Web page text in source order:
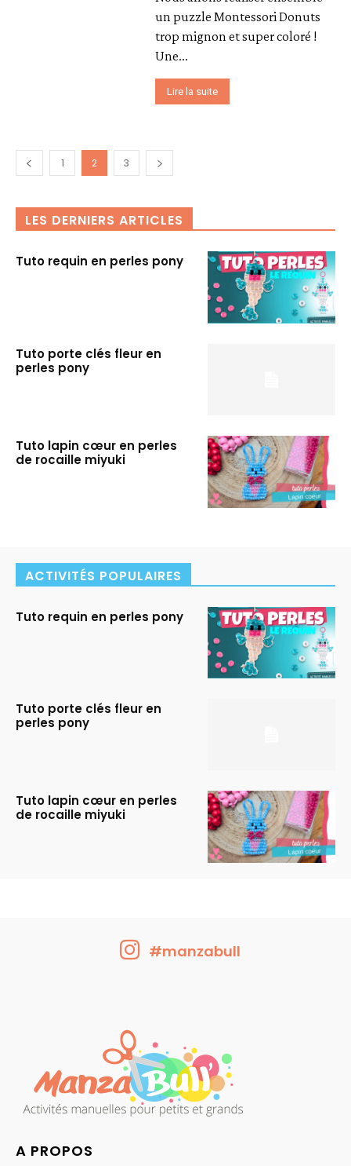
un puzzle Montessori Donuts
trop mignon et super coloré !
Une...
Lire la suite
1 2 3
LES DERNIERS ARTICLES
Tuto requin en perles pony
Tuto porte clés fleur en
perles pony
Tuto lapin cœur en perles
de rocaille miyuki
ACTIVITÉS POPULAIRES
Tuto requin en perles pony
Tuto porte clés fleur en
perles pony
Tuto lapin cœur en perles
de rocaille miyuki
#manzabull
A PROPOS